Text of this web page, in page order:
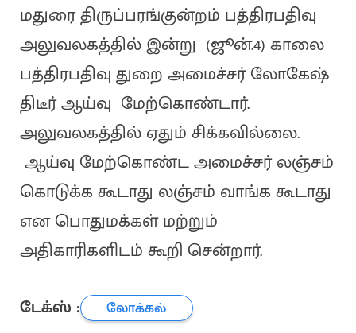
மதுரை திருப்பரங்குன்றம் பத்திரபதிவு
அலுவலகத்தில் இன்று (ஜூன்.4) காலை
பத்திரபதிவு துறை அமைச்சர் லோகேஷ்
திடீர் ஆய்வு மேற்கொண்டார்.
அலுவலகத்தில் ஏதும் சிக்கவில்லை.
ஆய்வு மேற்கொண்ட அமைச்சர் லஞ்சம்
கொடுக்க கூடாது லஞ்சம் வாங்க கூடாது
என பொதுமக்கள் மற்றும்
அதிகாரிகளிடம் கூறி சென்றார்.
டேக்ஸ் : லோக்கல்